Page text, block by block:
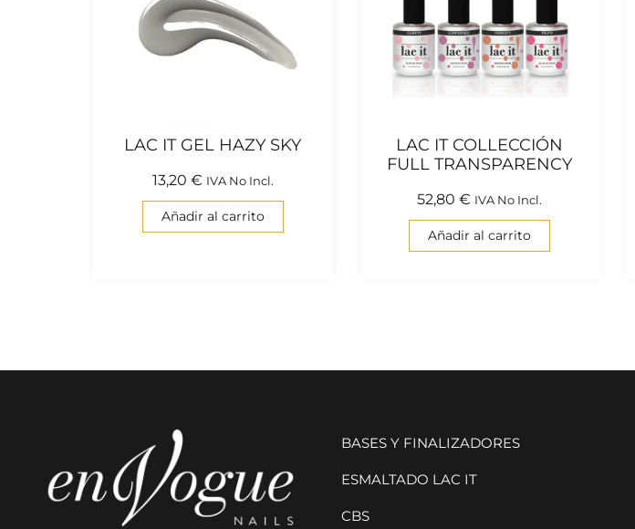
LAC IT GEL HAZY SKY
13,20 € IVA No Incl.
Añadir al carrito
LAC IT COLLECCIÓN
FULL TRANSPARENCY
52,80€ IVA No Incl.
Añadir al carrito
BASES Y FINALIZADORES
ESMALTADO LAC IT
CBS